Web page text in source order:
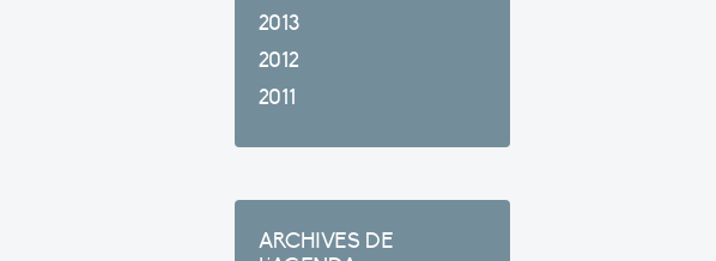
2013
2012
2011
ARCHIVES DE